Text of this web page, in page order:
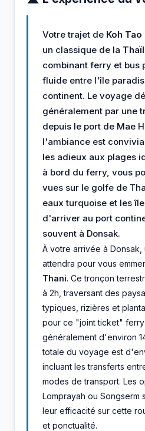
Votre trajet de Koh Tao
un classique de la
combinant ferry et bus
fluide entre l'île
continent. Le voyage
généralement par une
depuis le port de Mae
l'ambiance est
les adieux aux plages
à bord du ferry, vous
vues sur le golfe de
eaux turquoise et les
d'arriver au port
souvent à Donsak.
À votre arrivée à Donsak,
attendra pour vous
Thani. Ce tronçon
à 2h, traversant des
typiques, rizières et
pour ce "joint ticket"
généralement d'environ
totale du voyage est
incluant les transferts
modes de transport. Les
Lomprayah ou Songserm
leur efficacité sur cette
et ponctualité.